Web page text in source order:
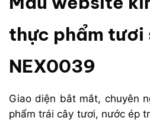
thực phẩm tươi
NEX0039
Giao diện bắt mắt, chuyên
phẩm trái cây tươi, nước ép